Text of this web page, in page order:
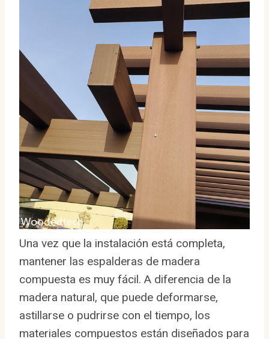
Una vez que la instalación está completa,
mantener las espalderas de madera
compuesta es muy fácil. A diferencia de la
madera natural, que puede deformarse,
astillarse o pudrirse con el tiempo, los
materiales compuestos están diseñados para